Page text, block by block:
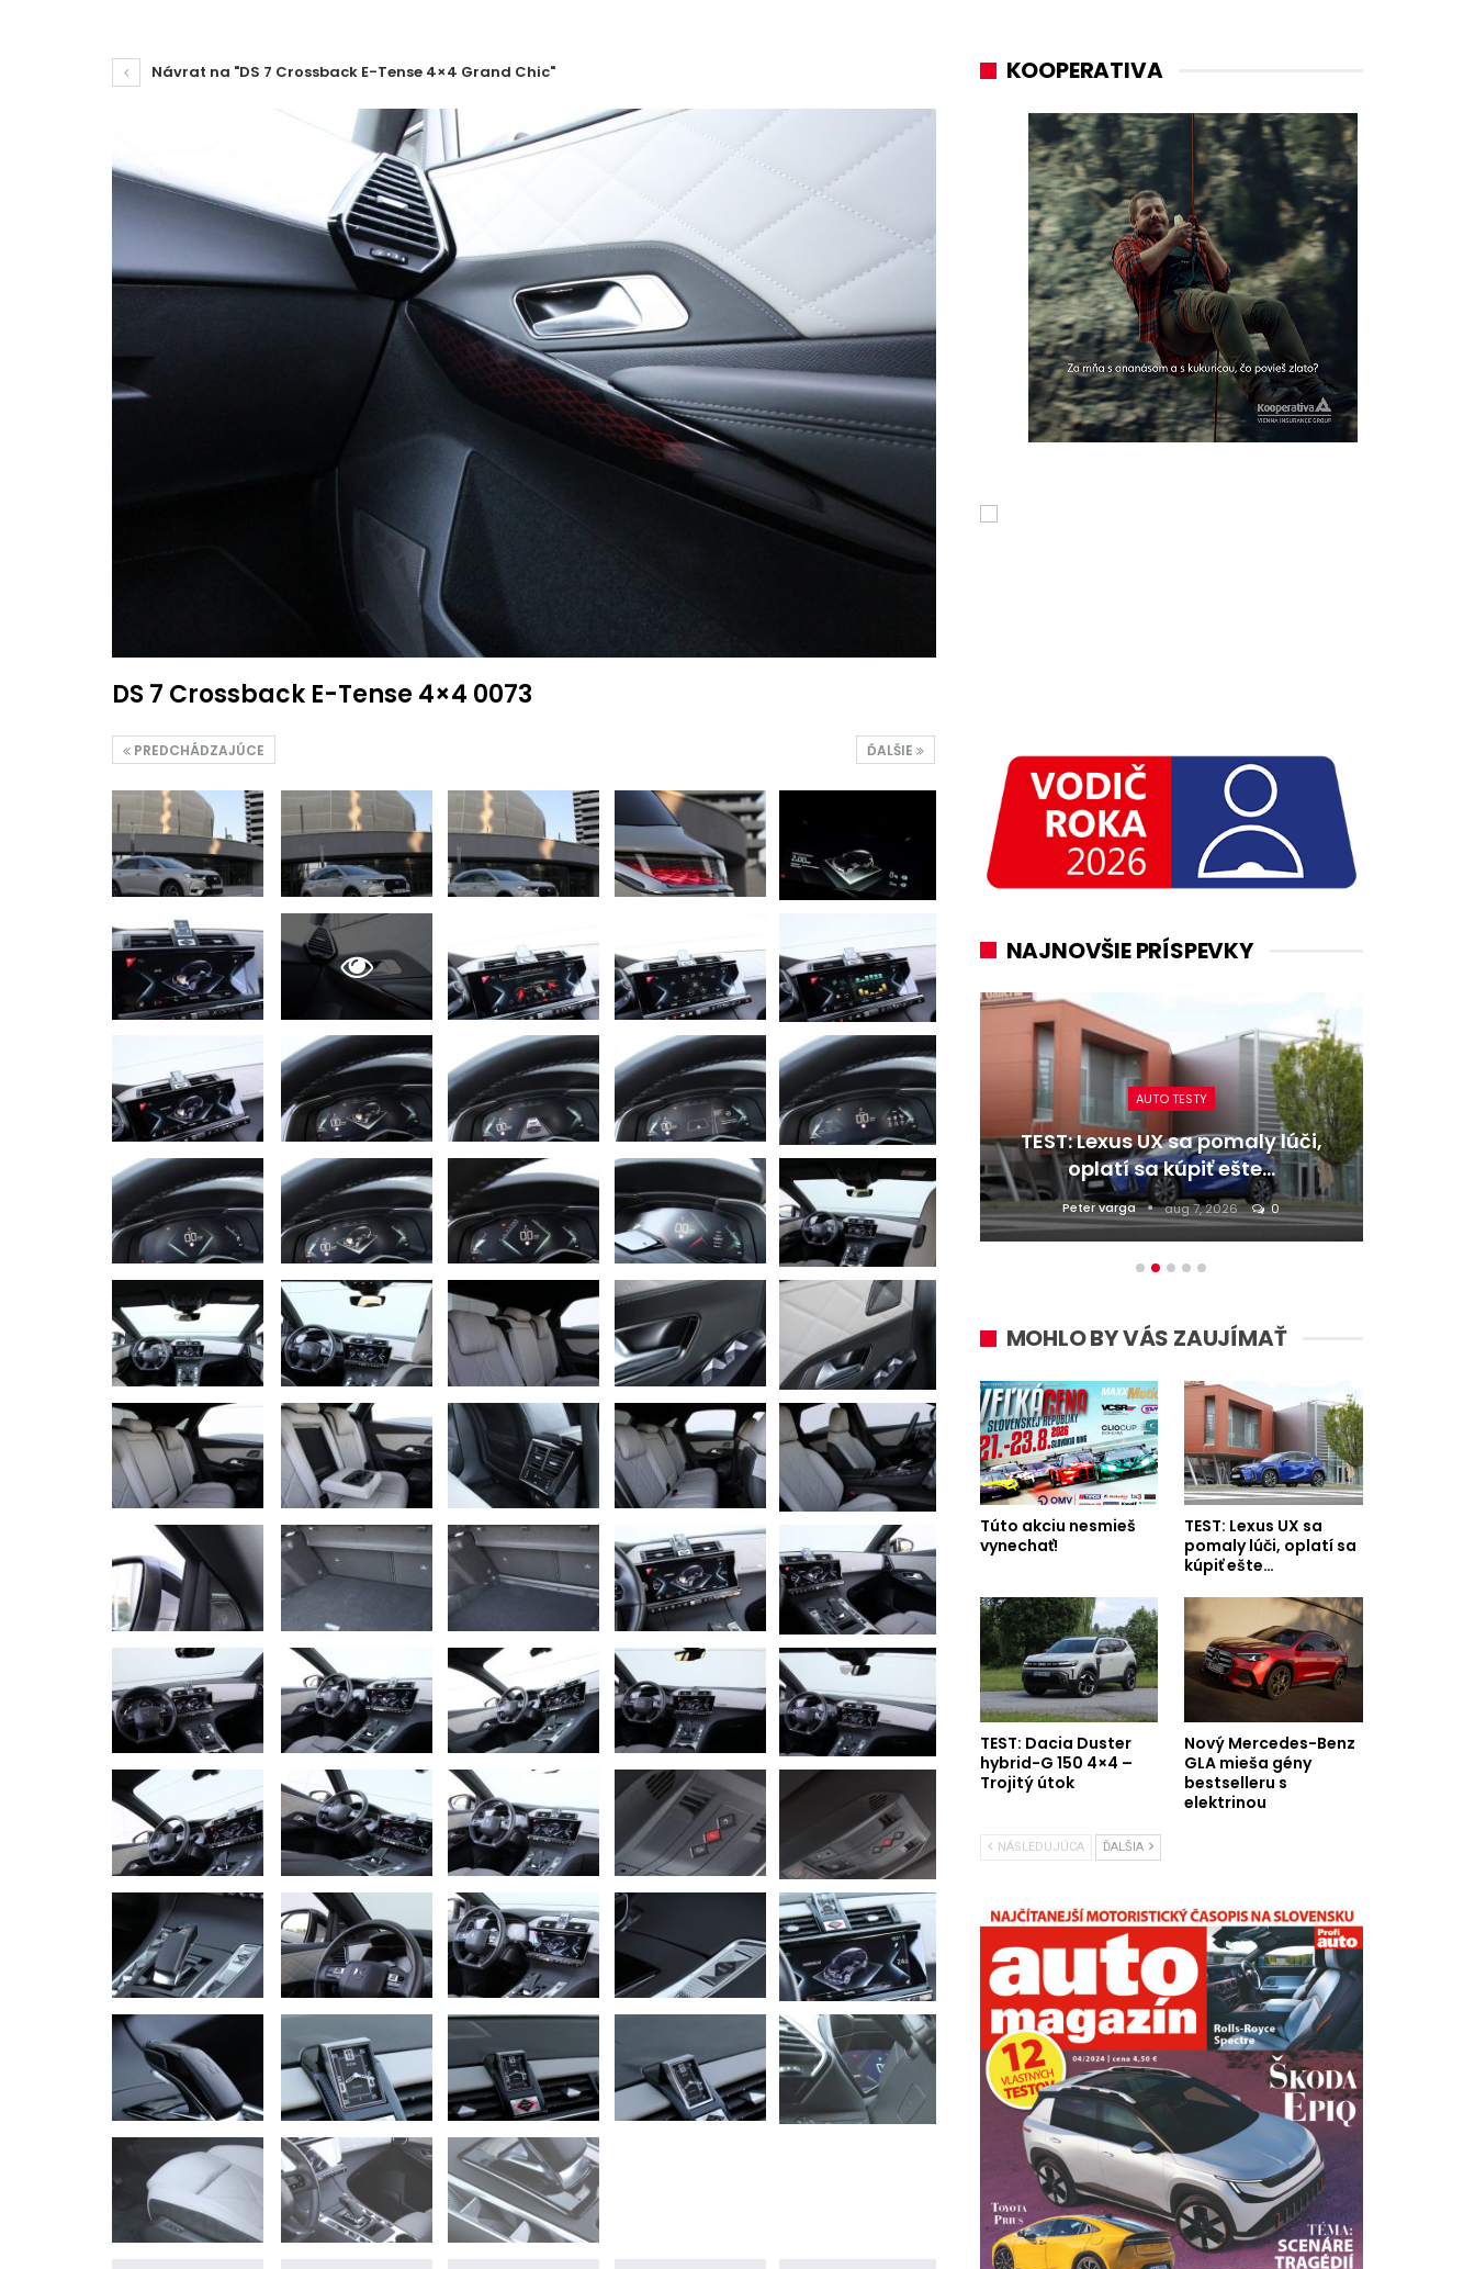
Návrat na "DS 7 Crossback E-Tense 4×4 Grand Chic"
DS 7 Crossback E-Tense 4×4 0073
ĎALŠIE
PREDCHÁDZAJÚCE
KOOPERATIVA
NAJNOVŠIE PRÍSPEVKY
NOVINKY
Nový Mercedes-Benz GLA mieša
gény bestselleru s elektrinou
Majo Bona júl 31, 2026 0
NOVINKY
Túto akciu nesmieš vynechať!
Majo Bona aug 7, 2026 0
AUTO TESTY
TEST: Lexus UX sa pomaly lúči,
oplatí sa kúpiť ešte…
Peter varga aug 7, 2026 0
MOHLO BY VÁS ZAUJÍMAŤ
Túto akciu nesmieš
vynechať!
TEST: Lexus UX sa
pomaly lúči, oplatí sa
kúpiť ešte…
TEST: Dacia Duster
hybrid-G 150 4×4 –
Trojitý útok
Nový Mercedes-Benz
GLA mieša gény
bestselleru s
elektrinou
NÁSLEDUJÚCA ĎALŠIA